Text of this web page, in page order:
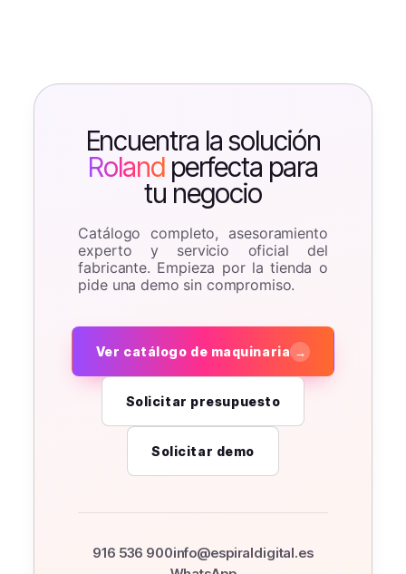
Encuentra la solución
Rolandperfecta para
tu negocio
Catálogo completo, asesoramiento
experto y servicio oficial del
fabricante. Empieza por la tienda o
pide una demo sin compromiso.
Ver catálogo de maquinaria →
Solicitar presupuesto
Solicitar demo
916 536 900info@espiraldigital.es